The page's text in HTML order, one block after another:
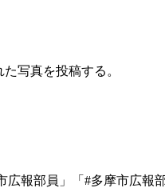
写真を投稿する。
報部員」「#多摩市広報